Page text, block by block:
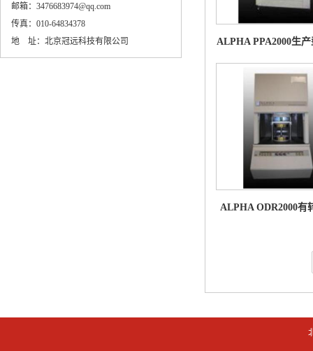
邮箱： 3476683974@qq.com
传真： 010-64834378
地 址： 北京冠远科技有限公司
ALPHA PPA2000生
分析
ALPHA ODR2000有